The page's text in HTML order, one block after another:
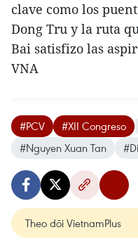
clave como los
Dong Tru y la ruta
Bai satisfizo las
VNA
#PCV #XII Congreso
#Nguyen Xuan Tan
Theo dõi VietnamPlus